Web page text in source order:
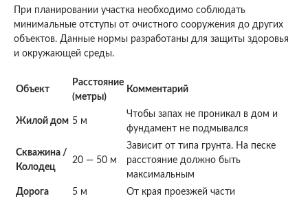
При планировании участка необходимо соблюдать
минимальные отступы от очистного сооружения до других
объектов. Данные нормы разработаны для защиты здоровья
и окружающей среды.
Объект
Расстояние
(метры)
Комментарий
Жилой дом 5 м
Чтобы запах не проникал в дом и
фундамент не подмывался
Скважина /
Колодец
20 — 50 м
Зависит от типа грунта. На песке
расстояние должно быть
максимальным
Дорога
5 м
От края проезжей части